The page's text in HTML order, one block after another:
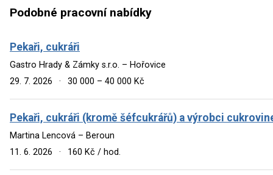
Podobné pracovní nabídky
Pekaři, cukráři
Gastro Hrady & Zámky s.r.o. – Hořovice
29. 7. 2026
· 30 000 – 40 000 Kč
Pekaři, cukráři (kromě šéfcukrářů) a výrobci
Martina Lencová – Beroun
11. 6. 2026
· 160 Kč / hod.